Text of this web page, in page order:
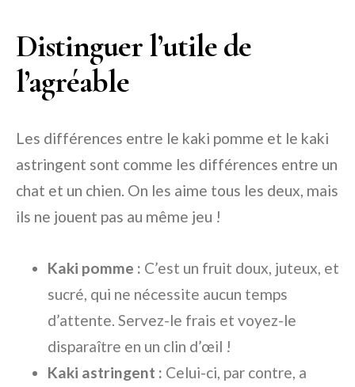
Distinguer l’utile de
l’agréable
Les différences entre le kaki pomme et le kaki
astringent sont comme les différences entre un
chat et un chien. On les aime tous les deux, mais
ils ne jouent pas au même jeu !
Kaki pomme : C’est un fruit doux, juteux, et
sucré, qui ne nécessite aucun temps
d’attente. Servez-le frais et voyez-le
disparaître en un clin d’œil !
Kaki astringent : Celui-ci, par contre, a